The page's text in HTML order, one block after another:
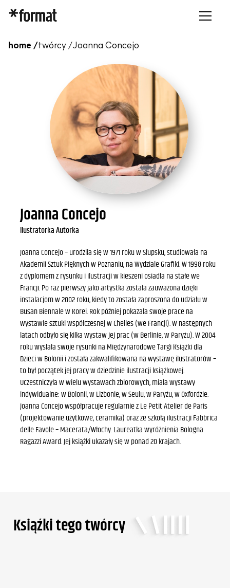
home /twórcy /Joanna Concejo
Joanna Concejo
Ilustratorka Autorka
Joanna Concejo – urodziła się w 1971 roku w Słupsku, studiowała na
Akademii Sztuk Pięknych w Poznaniu, na Wydziale Grafiki. W 1998 roku
z dyplomem z rysunku i ilustracji w kieszeni osiadła na stałe we
Francji. Po raz pierwszy jako artystka została zauważona dzięki
instalacjom w 2002 roku, kiedy to została zaproszona do udziału w
Busan Biennale w Korei. Rok później pokazała swoje prace na
wystawie sztuki współczesnej w Chelles (we Francji). W następnych
latach odbyło się kilka wystaw jej prac (w Berlinie, w Paryżu). W 2004
roku wysłała swoje rysunki na Międzynarodowe Targi Książki dla
Dzieci w Bolonii i została zakwalifikowana na wystawę ilustratorów –
to był początek jej pracy w dziedzinie ilustracji książkowej.
Uczestniczyła w wielu wystawach zbiorowych, miała wystawy
indywidualne: w Bolonii, w Lizbonie, w Seulu, w Paryżu, w Oxfordzie.
Joanna Concejo współpracuje regularnie z Le Petit Atelier de Paris
(projektowanie użytkowe, ceramika) oraz ze szkołą ilustracji Fabbrica
delle Favole – Macerata/Włochy. Laureatka wyróżnienia Bologna
Ragazzi Award. Jej książki ukazały się w ponad 20 krajach.
Ksiąźki tego twórcy